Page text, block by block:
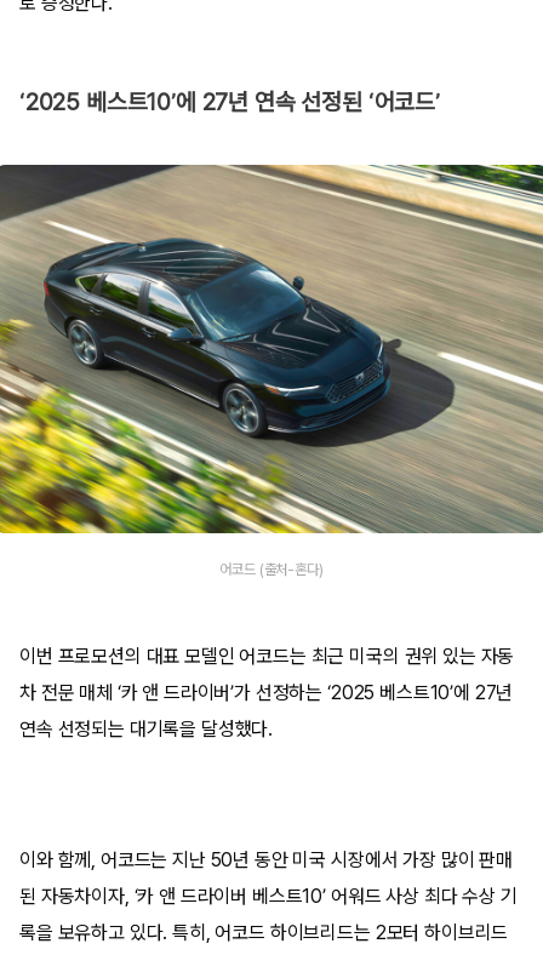
‘2025 베스트10’에 27년 연속 선정된 ‘어코드’
어코드 (출처-혼다)
이번 프로모션의 대표 모델인 어코드는 최근 미국의 권위 있는 자동
차 전문 매체 ‘카 앤 드라이버’가 선정하는 ‘2025 베스트10’에 27년
연속 선정되는 대기록을 달성했다.
이와 함께, 어코드는 지난 50년 동안 미국 시장에서 가장 많이 판매
된 자동차이자, ‘카 앤 드라이버 베스트10’ 어워드 사상 최다 수상 기
록을 보유하고 있다. 특히, 어코드 하이브리드는 2모터 하이브리드